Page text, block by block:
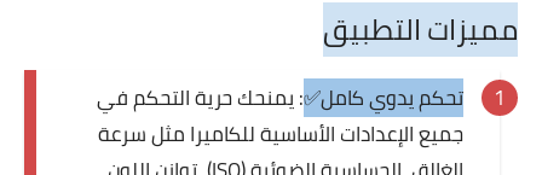
مميزات التطبيق
تحكم يدوي كامل✅: يمنحك حرية التحكم في
جميع الإعدادات الأساسية للكاميرا مثل سرعة